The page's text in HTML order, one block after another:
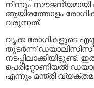
നിന്നും സൗജന്യമായി
ആയിരത്തോളം
വരുന്നത്.
വൃക്ക രോഗികളുടെ
തുടർന്ന് ഡയാലിസിസ്
പെരിറ്റോണിയൽ
എന്നും മന്ത്രി